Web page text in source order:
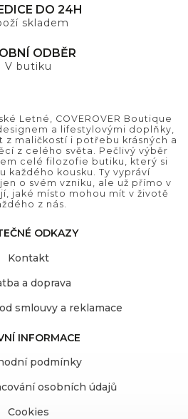
DO 24H
skladem
ODBĚR
V butiku
Letné, COVEROVER Boutique
a lifestylovými doplňky,
z maličkostí i potřebu krásných a
z celého světa. Pečlivý výběr
celé filozofie butiku, který si
každého kousku. Ty vypráví
o svém vzniku, ale už přímo v
jaké místo mohou mít v životě
z nás.
ODKAZY
Kontakt
a doprava
smlouvy a reklamace
INFORMACE
podmínky
osobních údajů
Cookies